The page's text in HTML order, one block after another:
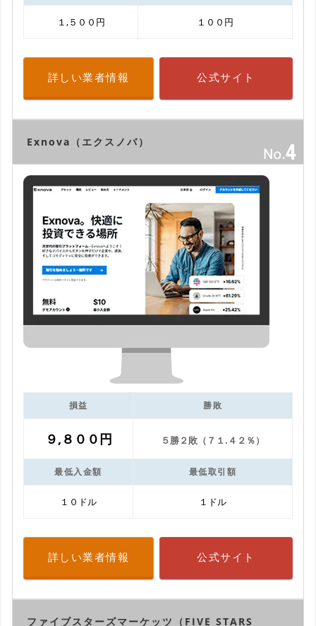
１,５００円 １００円
詳しい業者情報 公式サイト
Exnova（エクスノバ）
損益 勝敗
９,８００円 ５勝２敗（７１.４２％）
最低入金額 最低取引額
１０ドル １ドル
詳しい業者情報 公式サイト
ファイブスターズマーケッツ（FIVE STARS